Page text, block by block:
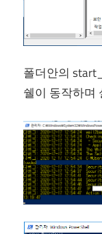
폴더안의
쉘이 동작하며